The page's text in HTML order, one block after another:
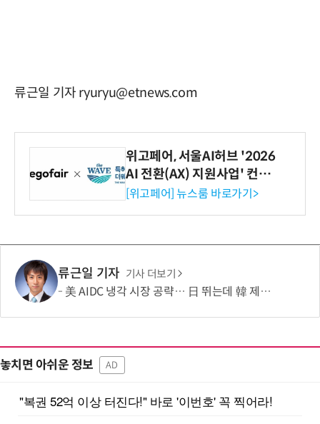
류근일 기자 ryuryu@etnews.com
위고페어, 서울AI허브 '2026
AI 전환(AX) 지원사업' 컨소
시엄 선정
[위고페어] 뉴스룸 바로가기>
류근일 기자 기사 더보기
美 AIDC 냉각 시장 공략… 日 뛰는데 韓 제자리
놓치면 아쉬운 정보 AD